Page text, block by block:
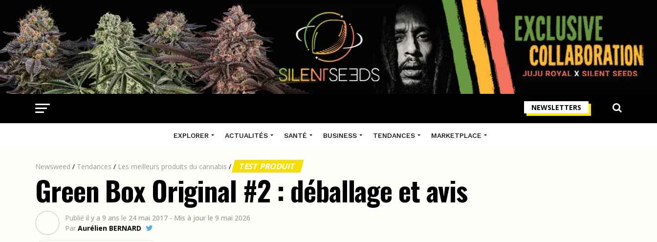
NEWSLETTERS
EXPLORER ACTUALITÉS SANTÉ BUSINESS TENDANCES MARKETPLACE
Newsweed / Tendances / Les meilleurs produits du cannabis / TEST PRODUIT
Green Box Original #2 : déballage et avis
Publié il y a 9 ans le 24 mai 2017 - Mis à jour le 9 mai 2026
Par Aurélien BERNARD